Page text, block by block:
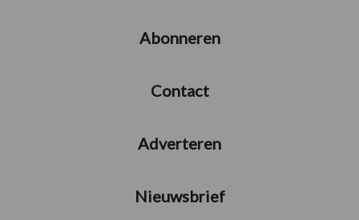
Abonneren
Contact
Adverteren
Nieuwsbrief